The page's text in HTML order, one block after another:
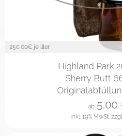
250,00€ je liter
Highland Park
Sherry Butt
inkl. 19% MwSt.
ab 5,00